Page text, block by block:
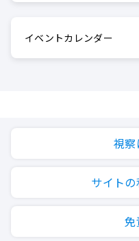
イベントカレンダー
視察
サイト
免